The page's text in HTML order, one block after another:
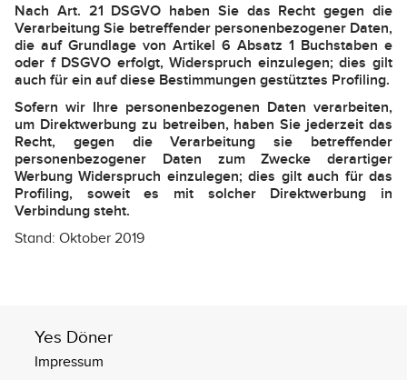
Nach Art. 21 DSGVO haben Sie das Recht gegen die
Verarbeitung Sie betreffender personenbezogener Daten,
die auf Grundlage von Artikel 6 Absatz 1 Buchstaben e
oder f DSGVO erfolgt, Widerspruch einzulegen; dies gilt
auch für ein auf diese Bestimmungen gestütztes Profiling.
Sofern wir Ihre personenbezogenen Daten verarbeiten,
um Direktwerbung zu betreiben, haben Sie jederzeit das
Recht, gegen die Verarbeitung sie betreffender
personenbezogener Daten zum Zwecke derartiger
Werbung Widerspruch einzulegen; dies gilt auch für das
Profiling, soweit es mit solcher Direktwerbung in
Verbindung steht.
Stand: Oktober 2019
Yes Döner
Impressum